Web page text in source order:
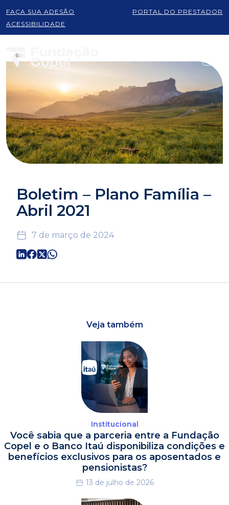
FAÇA SUA ADESÃO
PORTAL DO PRESTADOR
ACESSIBILIDADE
Boletim – Plano Família –
Abril 2021
7 de março de 2024
Veja também
Institucional
Você sabia que a parceria entre a Fundação
Copel e o Banco Itaú disponibiliza condições e
benefícios exclusivos para os aposentados e
pensionistas?
13 de julho de 2026